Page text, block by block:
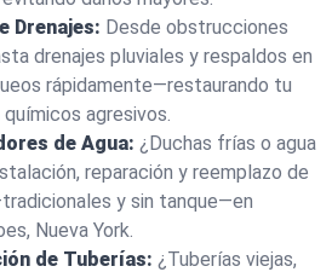
Drenajes: Desde obstrucciones
drenajes pluviales y respaldos en
rápidamente—restaurando tu
agresivos.
de Agua: ¿Duchas frías o agua
reparación y reemplazo de
y sin tanque—en
Nueva York.
de Tuberías: ¿Tuberías viejas,